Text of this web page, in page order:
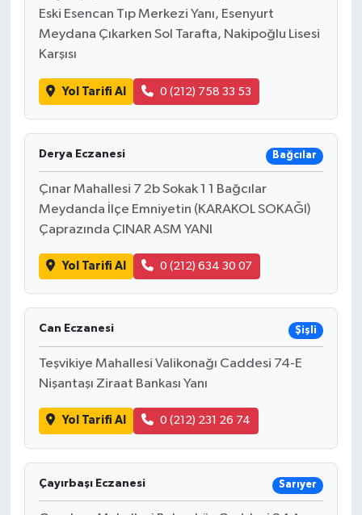
Eski Esencan Tıp Merkezi Yanı, Esenyurt
Meydana Çıkarken Sol Tarafta, Nakipoğlu Lisesi
Karşısı
Yol Tarifi Al 0 (212) 758 33 53
Derya Eczanesi Bağcılar
Çınar Mahallesi 7 2b Sokak 1 1 Bağcılar
Meydanda İlçe Emniyetin (KARAKOL SOKAĞI)
Çaprazında ÇINAR ASM YANI
Yol Tarifi Al 0 (212) 634 30 07
Can Eczanesi Şişli
Teşvikiye Mahallesi Valikonağı Caddesi 74-E
Nişantaşı Ziraat Bankası Yanı
Yol Tarifi Al 0 (212) 231 26 74
Çayırbaşı Eczanesi Sarıyer